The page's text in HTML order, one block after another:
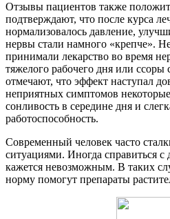
Отзывы пациентов также
подтверждают, что после курса
нормализовалось давление,
нервы стали намного «крепче».
принимали лекарство во время
тяжелого рабочего дня или
отмечают, что эффект наступал
неприятных симптомов
сонливость в середине дня и
работоспособность.
Современный человек часто
ситуациями. Иногда справиться с
кажется невозможным. В таких
норму помогут препараты